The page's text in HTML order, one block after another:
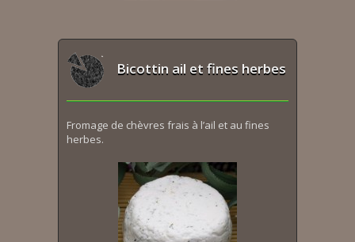
Bicottin ail et fines herbes
Fromage de chèvres frais à l’ail et au fines
herbes.